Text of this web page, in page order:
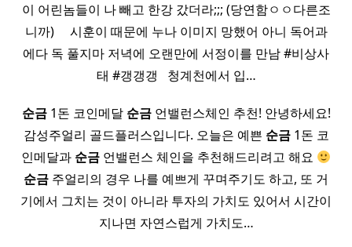
이 어린놈들이 나 빼고 한강 갔더라;;; (당연함ㅇㅇ다른조
니까) ​ ​ ​ ​ 시훈이 때문에 누나 이미지 망했어 아니 독어과
에다 독 풀지마 저녁에 오랜만에 서정이를 만남 #비상사
태 #갱갱갱 ​ ​ 청계천에서 입…
순금1돈 코인메달 순금언밸런스체인 추천! 안녕하세요!
감성주얼리 골드플러스입니다. 오늘은 예쁜 순금1돈 코
인메달과 순금언밸런스 체인을 추천해드리려고 해요
순금 주얼리의 경우 나를 예쁘게 꾸며주기도 하고, 또 거
기에서 그치는 것이 아니라 투자의 가치도 있어서 시간이
지나면 자연스럽게 가치도…